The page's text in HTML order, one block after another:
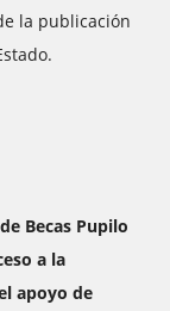
la publicación
Becas Pupilo
a la
apoyo de